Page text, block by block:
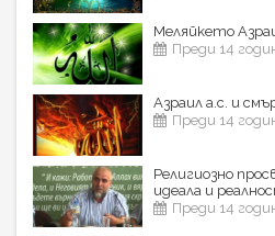
Меляйкето
Преди 14
Азраил а.с. и
Преди 14
Религиозно
идеала и
Преди 14